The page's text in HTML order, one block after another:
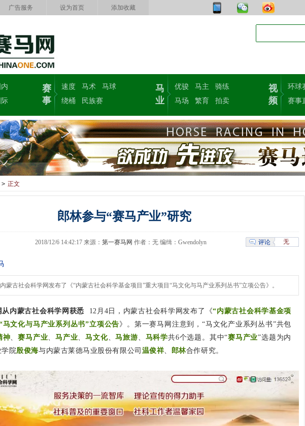
广告服务 设为首页 添加收藏
内
际
赛
事
速度 马术
马球
绕桶
民族赛
马
业
优骏 马主
骑练
马场
繁育 拍卖
视
频
环球
赛事
> 正文
郎林参与“赛马产业”研究
评论 无
2018/12/6 14:42:17 来源： 第一赛马网 作者：无 编缉：Gwendolyn
蒙古社会科学网发布了《“内蒙古社会科学基金项目”重大项目“马文化与马产业系列丛书”立项公告》。
内蒙古社会科学网获悉 12月4日，内蒙古社会科学网发布了《“内蒙古社会科学基金项
马文化与马产业系列丛书”立项公告》。第一赛马网注意到，“马文化产业系列丛书”共包
神、赛马产业、马产业、马文化、马旅游、 马科学共6个选题。其中“赛马产业”选题为内
学院殷俊海与内蒙古莱德马业股份有限公司 温俊祥、 郎林合作研究。